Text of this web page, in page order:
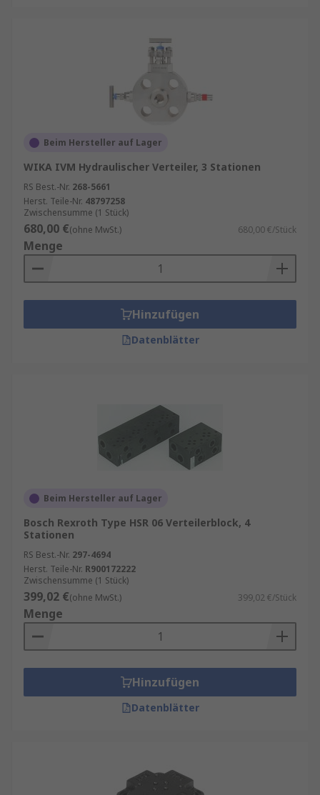
Beim Hersteller auf Lager
WIKA IVM Hydraulischer Verteiler, 3 Stationen
RS Best.-Nr. 268-5661
Herst. Teile-Nr. 48797258
Zwischensumme (1 Stück)
680,00 €(ohne MwSt.) 680,00 €/Stück
Menge
Hinzufügen
Datenblätter
Beim Hersteller auf Lager
Bosch Rexroth Type HSR 06 Verteilerblock, 4
Stationen
RS Best.-Nr. 297-4694
Herst. Teile-Nr. R900172222
Zwischensumme (1 Stück)
399,02 €(ohne MwSt.) 399,02 €/Stück
Menge
Hinzufügen
Datenblätter